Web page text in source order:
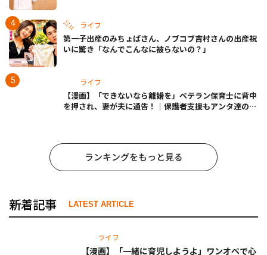
ライフ
第一子出産のみちょぱさん、ノブコブ吉村さんの出産祝
いに驚き「なんでこんなに被らないの？」
ライフ
【漫画】「できないなら離婚を」ベテラン保育士に背中
を押され、妻が夫に通告！｜保護者支援もアンタ達の仕
ランキングをもっと見る
新着記事 LATEST ARTICLE
ライフ
【漫画】「一緒に育児しようよ」ワンオペで心